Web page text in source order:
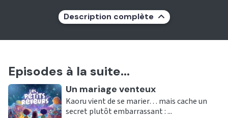
Description complète
Episodes à la suite...
Ecouter
Un mariage venteux
Kaoru vient de se marier… mais cache un
secret plutôt embarrassant : ...